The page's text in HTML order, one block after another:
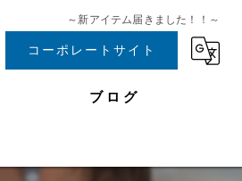
～新アイテム届きました！！～
コーポレートサイト
ブログ